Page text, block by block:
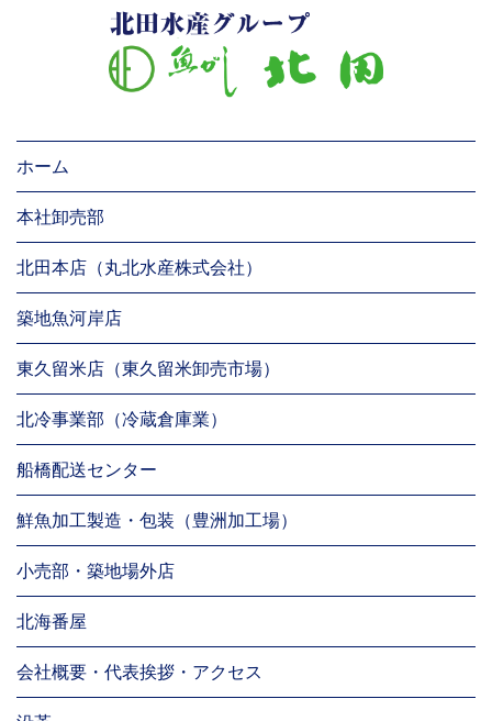
ホーム
本社卸売部
北田本店（丸北水産株式会社）
築地魚河岸店
東久留米店（東久留米卸売市場）
北冷事業部（冷蔵倉庫業）
船橋配送センター
鮮魚加工製造・包装（豊洲加工場）
小売部・築地場外店
北海番屋
会社概要・代表挨拶・アクセス